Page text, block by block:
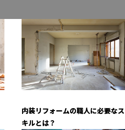
内装リフォームの職人に必要なス
キルとは？